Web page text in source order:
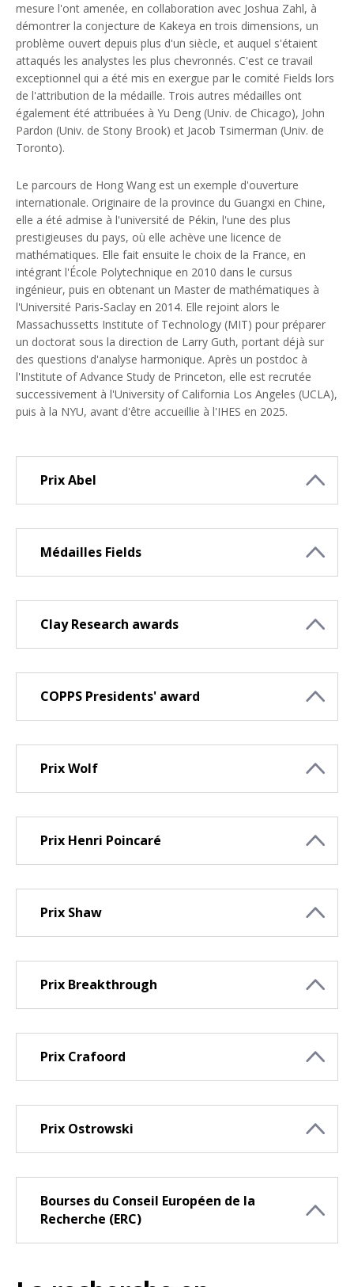
mesure l'ont amenée, en collaboration avec Joshua Zahl, à
démontrer la conjecture de Kakeya en trois dimensions, un
problème ouvert depuis plus d'un siècle, et auquel s'étaient
attaqués les analystes les plus chevronnés. C'est ce travail
exceptionnel qui a été mis en exergue par le comité Fields lors
de l'attribution de la médaille. Trois autres médailles ont
également été attribuées à Yu Deng (Univ. de Chicago), John
Pardon (Univ. de Stony Brook) et Jacob Tsimerman (Univ. de
Toronto).
Le parcours de Hong Wang est un exemple d'ouverture
internationale. Originaire de la province du Guangxi en Chine,
elle a été admise à l'université de Pékin, l'une des plus
prestigieuses du pays, où elle achève une licence de
mathématiques. Elle fait ensuite le choix de la France, en
intégrant l'École Polytechnique en 2010 dans le cursus
ingénieur, puis en obtenant un Master de mathématiques à
l'Université Paris-Saclay en 2014. Elle rejoint alors le
Massachussetts Institute of Technology (MIT) pour préparer
un doctorat sous la direction de Larry Guth, portant déjà sur
des questions d'analyse harmonique. Après un postdoc à
l'Institute of Advance Study de Princeton, elle est recrutée
successivement à l'University of California Los Angeles (UCLA),
puis à la NYU, avant d'être accueillie à l'IHES en 2025.
Prix Abel
Médailles Fields
​​​​​​​Clay Research awards
​​​​​​​COPPS Presidents' award
​​​​​​​Prix Wolf
Prix Henri Poincaré
Prix Shaw
Prix Breakthrough
Prix Crafoord
Prix Ostrowski
Bourses du Conseil Européen de la
Recherche (ERC)